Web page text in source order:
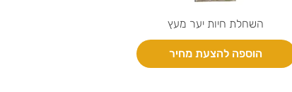
השחלת חיות יער מעץ
הוספה להצעת מחיר